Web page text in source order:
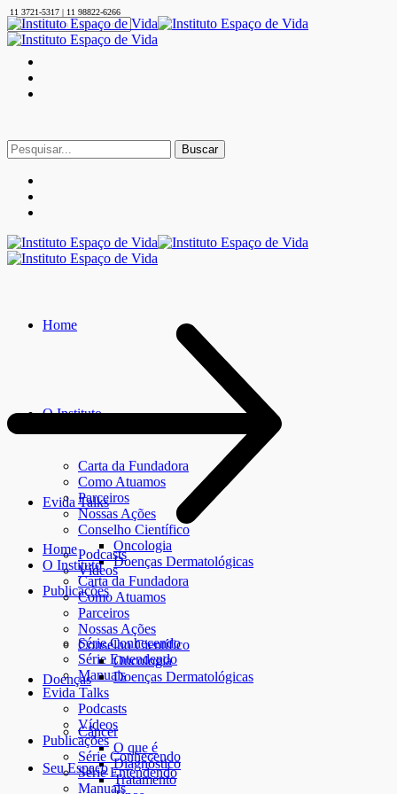
11 3721-5317 | 11 98822-6266
Buscar
por:
Home
O Instituto
Carta da Fundadora
Como Atuamos
Parceiros
Nossas Ações
Conselho Científico
Oncologia
Doenças Dermatológicas
Evida Talks
Podcasts
Vídeos
Publicações
Série Conhecendo
Série Entendendo
Manuais
Doenças
Câncer
O que é
Diagnóstico
Tratamento
Seu Espaço
Home
O Instituto
Carta da Fundadora
Como Atuamos
Parceiros
Nossas Ações
Conselho Científico
Oncologia
Doenças Dermatológicas
Evida Talks
Podcasts
Vídeos
Publicações
Série Conhecendo
Série Entendendo
Manuais